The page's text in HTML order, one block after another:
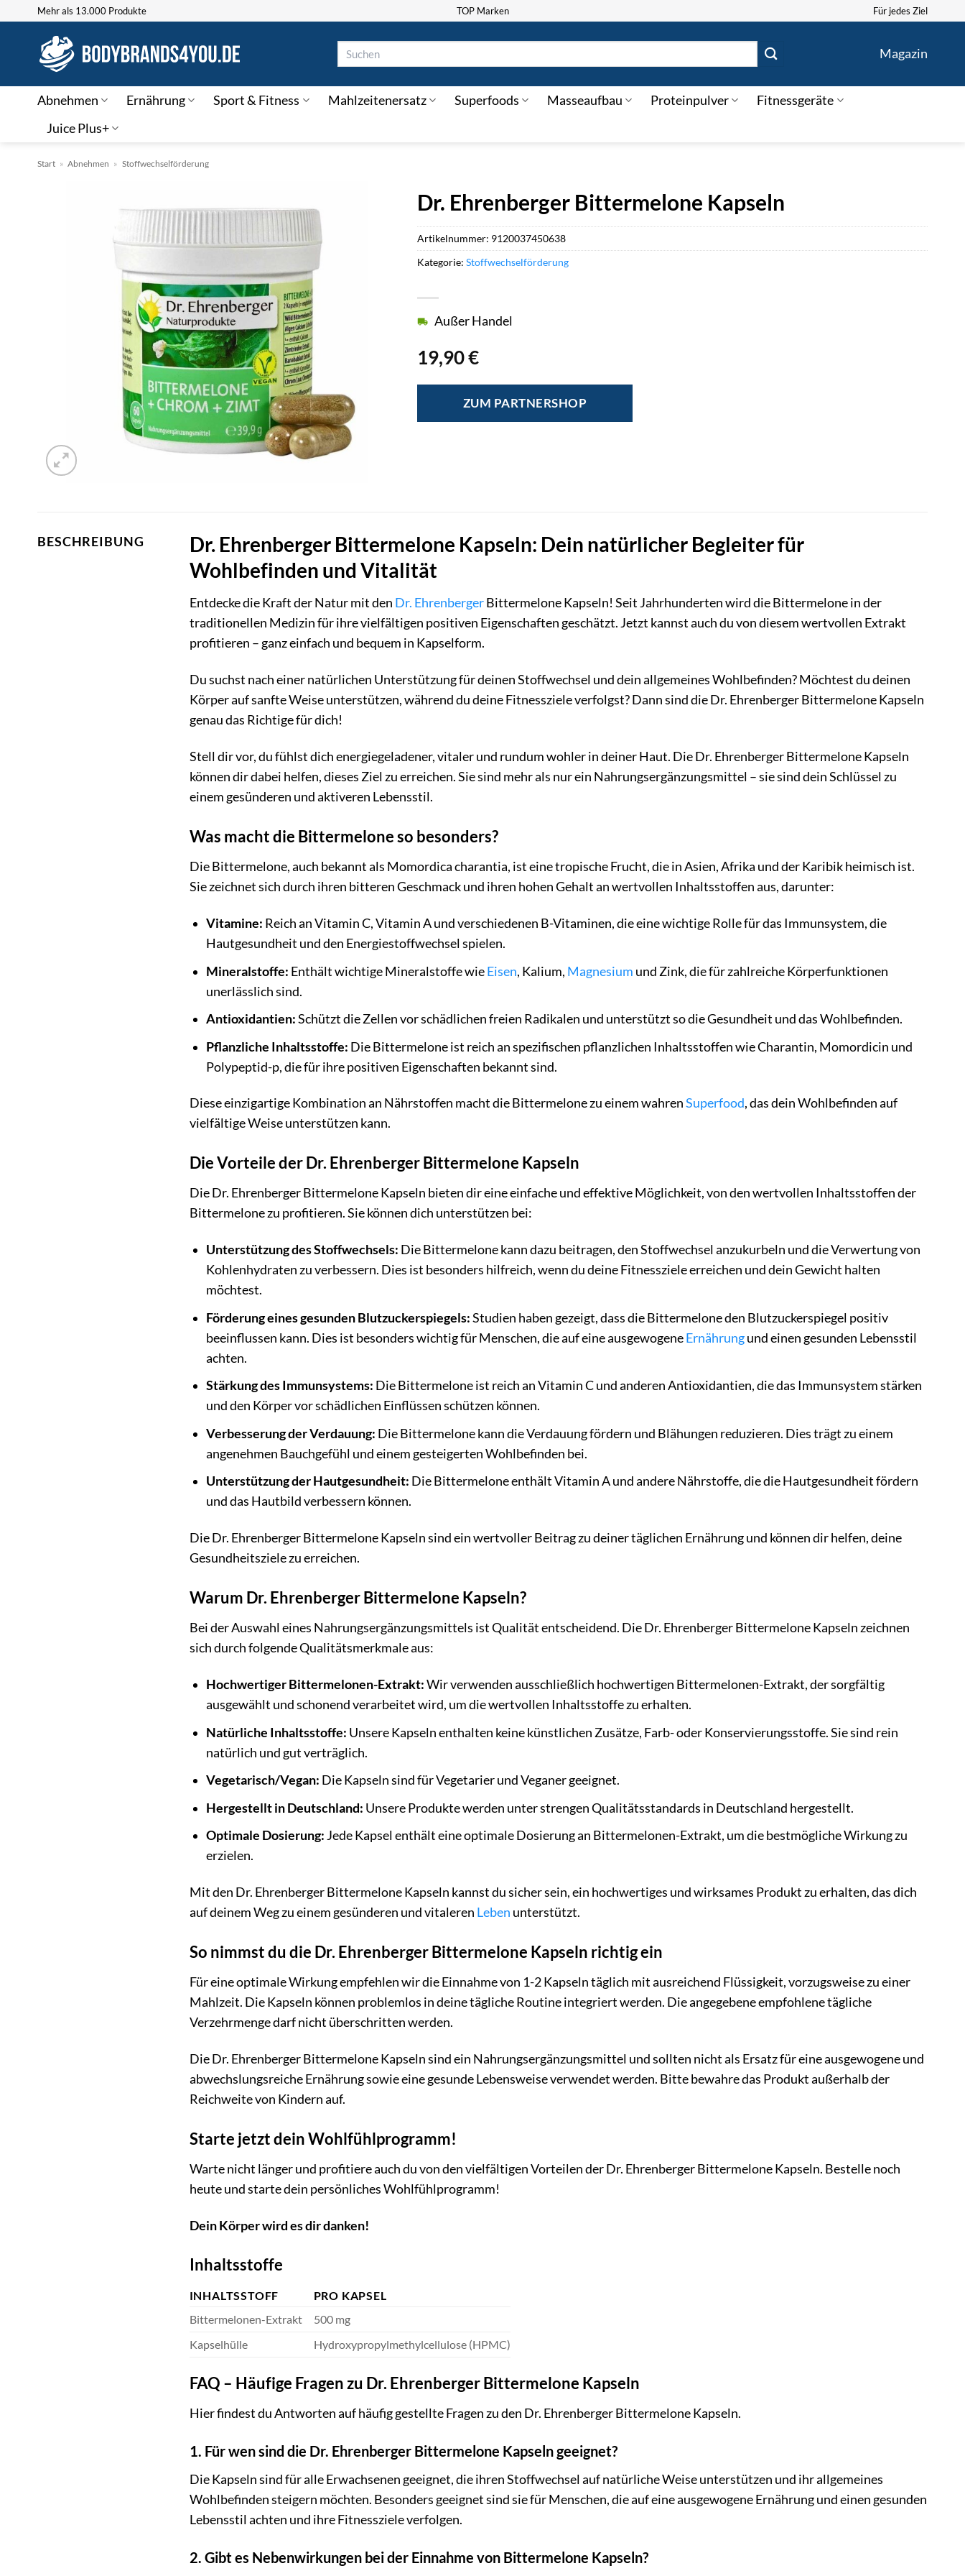
springen
Mehr als 13.000 Produkte TOP Marken Für jedes Ziel
Magazin
Abnehmen Ernährung Sport & Fitness Mahlzeitenersatz Superfoods Masseaufbau Proteinpulver
Fitnessgeräte
Juice Plus+
Start » Abnehmen » Stoffwechselförderung
Dr. Ehrenberger Bittermelone Kapseln
19,90€
Außer Handel
ZUM PARTNERSHOP
Artikelnummer: 9120037450638
Kategorie:Stoffwechselförderung
BESCHREIBUNG
Dr. Ehrenberger Bittermelone Kapseln: Dein natürlicher Begleiter für
Wohlbefinden und Vitalität
Entdecke die Kraft der Natur mit den Dr. EhrenbergerBittermelone Kapseln! Seit Jahrhunderten wird die Bittermelone in der
traditionellen Medizin für ihre vielfältigen positiven Eigenschaften geschätzt. Jetzt kannst auch du von diesem wertvollen Extrakt
profitieren – ganz einfach und bequem in Kapselform.
Du suchst nach einer natürlichen Unterstützung für deinen Stoffwechsel und dein allgemeines Wohlbefinden? Möchtest du deinen
Körper auf sanfte Weise unterstützen, während du deine Fitnessziele verfolgst? Dann sind die Dr. Ehrenberger Bittermelone Kapseln
genau das Richtige für dich!
Stell dir vor, du fühlst dich energiegeladener, vitaler und rundum wohler in deiner Haut. Die Dr. Ehrenberger Bittermelone Kapseln
können dir dabei helfen, dieses Ziel zu erreichen. Sie sind mehr als nur ein Nahrungsergänzungsmittel – sie sind dein Schlüssel zu
einem gesünderen und aktiveren Lebensstil.
Was macht die Bittermelone so besonders?
Die Bittermelone, auch bekannt als Momordica charantia, ist eine tropische Frucht, die in Asien, Afrika und der Karibik heimisch ist.
Sie zeichnet sich durch ihren bitteren Geschmack und ihren hohen Gehalt an wertvollen Inhaltsstoffen aus, darunter:
Vitamine: Reich an Vitamin C, Vitamin A und verschiedenen B-Vitaminen, die eine wichtige Rolle für das Immunsystem, die
Hautgesundheit und den Energiestoffwechsel spielen.
Mineralstoffe: Enthält wichtige Mineralstoffe wieEisen, Kalium, Magnesium und Zink, die für zahlreiche Körperfunktionen
unerlässlich sind.
Antioxidantien:Schützt die Zellen vor schädlichen freien Radikalen und unterstützt so die Gesundheit und das Wohlbefinden.
Pflanzliche Inhaltsstoffe: Die Bittermelone ist reich an spezifischen pflanzlichen Inhaltsstoffen wie Charantin, Momordicin und
Polypeptid-p, die für ihre positiven Eigenschaften bekannt sind.
Diese einzigartige Kombination an Nährstoffen macht die Bittermelone zu einem wahrenSuperfood, das dein Wohlbefinden auf
vielfältige Weise unterstützen kann.
Die Vorteile der Dr. Ehrenberger Bittermelone Kapseln
Die Dr. Ehrenberger Bittermelone Kapseln bieten dir eine einfache und effektive Möglichkeit, von den wertvollen Inhaltsstoffen der
Bittermelone zu profitieren. Sie können dich unterstützen bei:
Unterstützung des Stoffwechsels: Die Bittermelone kann dazu beitragen, den Stoffwechsel anzukurbeln und die Verwertung von
Kohlenhydraten zu verbessern. Dies ist besonders hilfreich, wenn du deine Fitnessziele erreichen und dein Gewicht halten
möchtest.
Förderung eines gesunden Blutzuckerspiegels:Studien haben gezeigt, dass die Bittermelone den Blutzuckerspiegel positiv
beeinflussen kann. Dies ist besonders wichtig für Menschen, die auf eine ausgewogeneErnährungund einen gesunden Lebensstil
achten.
Stärkung des Immunsystems: Die Bittermelone ist reich an Vitamin C und anderen Antioxidantien, die das Immunsystem stärken
und den Körper vor schädlichen Einflüssen schützen können.
Verbesserung der Verdauung: Die Bittermelone kann die Verdauung fördern und Blähungen reduzieren. Dies trägt zu einem
angenehmen Bauchgefühl und einem gesteigerten Wohlbefinden bei.
Unterstützung der Hautgesundheit: Die Bittermelone enthält Vitamin A und andere Nährstoffe, die die Hautgesundheit fördern
und das Hautbild verbessern können.
Die Dr. Ehrenberger Bittermelone Kapseln sind ein wertvoller Beitrag zu deiner täglichen Ernährung und können dir helfen, deine
Gesundheitsziele zu erreichen.
Warum Dr. Ehrenberger Bittermelone Kapseln?
Bei der Auswahl eines Nahrungsergänzungsmittels ist Qualität entscheidend. Die Dr. Ehrenberger Bittermelone Kapseln zeichnen
sich durch folgende Qualitätsmerkmale aus:
Hochwertiger Bittermelonen-Extrakt:Wir verwenden ausschließlich hochwertigen Bittermelonen-Extrakt, der sorgfältig
ausgewählt und schonend verarbeitet wird, um die wertvollen Inhaltsstoffe zu erhalten.
Natürliche Inhaltsstoffe: Unsere Kapseln enthalten keine künstlichen Zusätze, Farb- oder Konservierungsstoffe. Sie sind rein
natürlich und gut verträglich.
Vegetarisch/Vegan: Die Kapseln sind für Vegetarier und Veganer geeignet.
Hergestellt in Deutschland: Unsere Produkte werden unter strengen Qualitätsstandards in Deutschland hergestellt.
Optimale Dosierung:Jede Kapsel enthält eine optimale Dosierung an Bittermelonen-Extrakt, um die bestmögliche Wirkung zu
erzielen.
Mit den Dr. Ehrenberger Bittermelone Kapseln kannst du sicher sein, ein hochwertiges und wirksames Produkt zu erhalten, das dich
auf deinem Weg zu einem gesünderen und vitaleren Leben unterstützt.
So nimmst du die Dr. Ehrenberger Bittermelone Kapseln richtig ein
Für eine optimale Wirkung empfehlen wir die Einnahme von 1-2 Kapseln täglich mit ausreichend Flüssigkeit, vorzugsweise zu einer
Mahlzeit. Die Kapseln können problemlos in deine tägliche Routine integriert werden. Die angegebene empfohlene tägliche
Verzehrmenge darf nicht überschritten werden.
Die Dr. Ehrenberger Bittermelone Kapseln sind ein Nahrungsergänzungsmittel und sollten nicht als Ersatz für eine ausgewogene und
abwechslungsreiche Ernährung sowie eine gesunde Lebensweise verwendet werden. Bitte bewahre das Produkt außerhalb der
Reichweite von Kindern auf.
Starte jetzt dein Wohlfühlprogramm!
Warte nicht länger und profitiere auch du von den vielfältigen Vorteilen der Dr. Ehrenberger Bittermelone Kapseln. Bestelle noch
heute und starte dein persönliches Wohlfühlprogramm!
Dein Körper wird es dir danken!
Inhaltsstoffe
INHALTSSTOFF
PRO KAPSEL
Bittermelonen-Extrakt
500 mg
Kapselhülle
Hydroxypropylmethylcellulose (HPMC)
FAQ – Häufige Fragen zu Dr. Ehrenberger Bittermelone Kapseln
Hier findest du Antworten auf häufig gestellte Fragen zu den Dr. Ehrenberger Bittermelone Kapseln.
1. Für wen sind die Dr. Ehrenberger Bittermelone Kapseln geeignet?
Die Kapseln sind für alle Erwachsenen geeignet, die ihren Stoffwechsel auf natürliche Weise unterstützen und ihr allgemeines
Wohlbefinden steigern möchten. Besonders geeignet sind sie für Menschen, die auf eine ausgewogene Ernährung und einen gesunden
Lebensstil achten und ihre Fitnessziele verfolgen.
2. Gibt es Nebenwirkungen bei der Einnahme von Bittermelone Kapseln?